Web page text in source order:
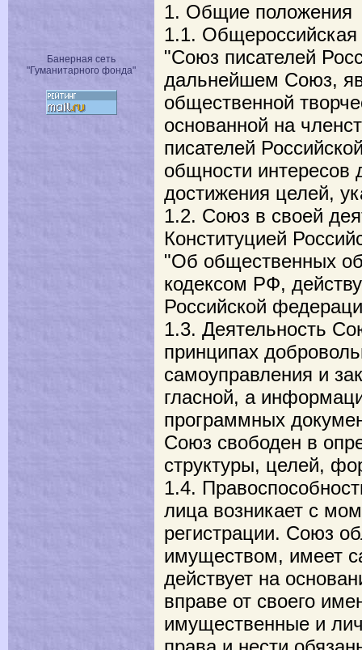
Банерная сеть
"Гуманитарного фонда"
1. Общие положения
1.1. Общероссийская
"Союз писателей
дальнейшем Союз,
общественной
основанной на
писателей
общности интересов
достижения целей,
1.2. Союз в своей
Конституцией
"Об общественных
кодексом РФ,
Российской
1.3. Деятельность
принципах
самоуправления и
гласной, а
программных
Союз свободен в
структуры, целей,
1.4.
лица возникает с
регистрации. Союз
имуществом, имеет
действует на
вправе от своего
имущественные и